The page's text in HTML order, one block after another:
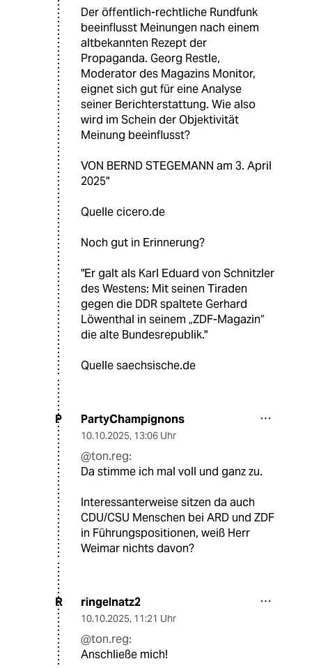
Der öffentlich-rechtliche Rundfunk
beeinflusst Meinungen nach einem
altbekannten Rezept der
Propaganda. Georg Restle,
Moderator des Magazins Monitor,
eignet sich gut für eine Analyse
seiner Berichterstattung. Wie also
wird im Schein der Objektivität
Meinung beeinflusst?
VON BERND STEGEMANN am 3. April
2025"
Quelle cicero.de
Noch gut in Erinnerung?
"Er galt als Karl Eduard von Schnitzler
des Westens: Mit seinen Tiraden
gegen die DDR spaltete Gerhard
Löwenthal in seinem „ZDF-Magazin“
die alte Bundesrepublik."
Quelle saechsische.de
P PartyChampignons
10.10.2025, 13:06 Uhr
@ton.reg:
Da stimme ich mal voll und ganz zu.
Interessanterweise sitzen da auch
CDU/CSU Menschen bei ARD und ZDF
in Führungspositionen, weiß Herr
Weimar nichts davon?
R ringelnatz2
10.10.2025, 11:21 Uhr
@ton.reg:
Anschließe mich!